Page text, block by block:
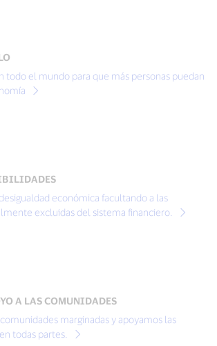
todo el mundo para que más personas puedan
económica facultando a las
excluidas del sistema financiero.
A LAS COMUNIDADES
marginadas y apoyamos las
todas partes.